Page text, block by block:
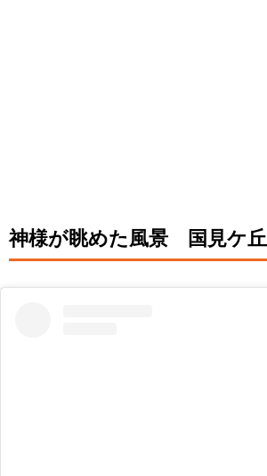
神様が眺めた風景 国見ケ丘